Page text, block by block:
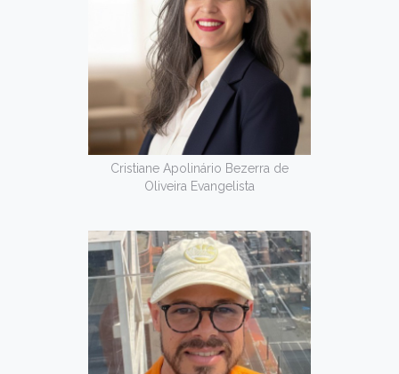
Cristiane Apolinário Bezerra de
Oliveira Evangelista